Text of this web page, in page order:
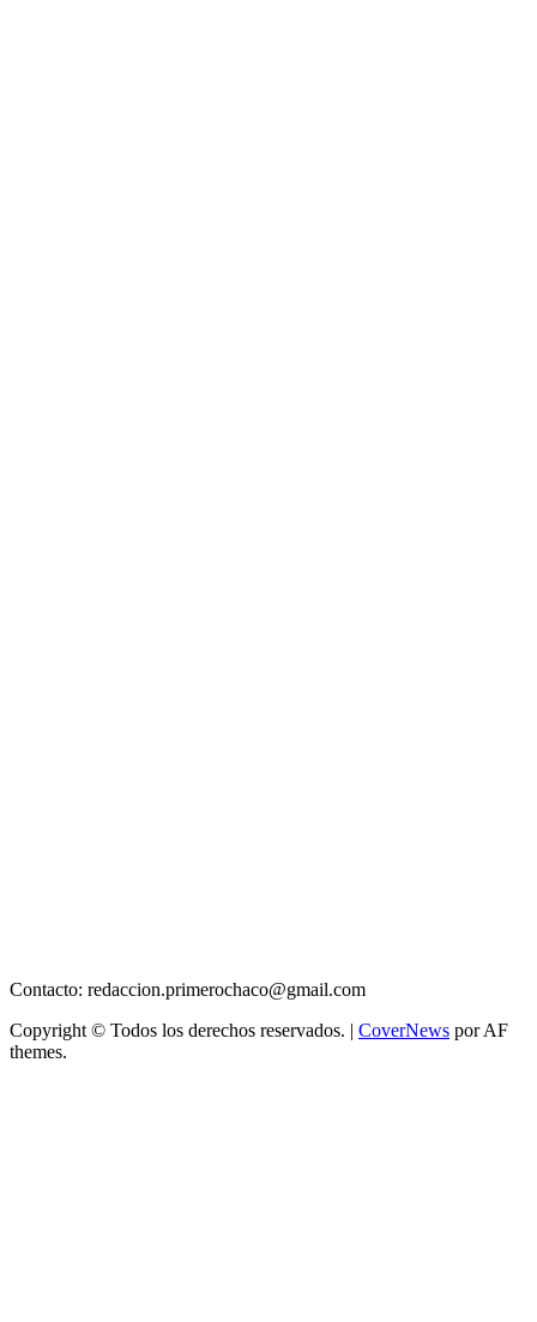
Contacto: redaccion.primerochaco@gmail.com
Copyright © Todos los derechos reservados. | CoverNews por AF
themes.